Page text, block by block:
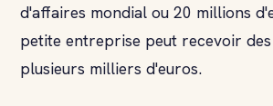
d'affaires mondial ou 20 millions
petite entreprise peut recevoir
plusieurs milliers d'euros.